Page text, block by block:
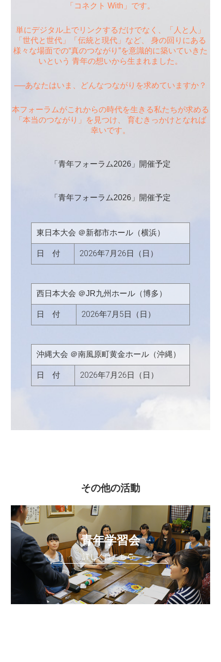
「コネクト With」です。
単にデジタル上でリンクするだけでなく、「人と人」
「世代と世代」「伝統と現代」など、 身の回りにある
様々な場面での“真のつながり”を意識的に築いていきた
いという 青年の想いから生まれました。
──あなたはいま、どんなつながりを求めていますか？
本フォーラムがこれからの時代を生きる私たちが求める
「本当のつながり」を見つけ、 育むきっかけとなれば
幸いです。
「青年フォーラム2026」開催予定
「青年フォーラム2026」開催予定
東日本大会 ＠新都市ホール（横浜）
日 付 2026年7月26日（日）
西日本大会 ＠JR九州ホール（博多）
日 付 2026年7月5日（日）
沖縄大会 ＠南風原町黄金ホール（沖縄）
日 付 2026年7月26日（日）
その他の活動
青年学習会
詳しくはこちら